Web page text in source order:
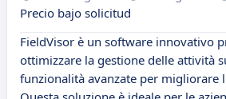
Precio bajo solicitud
FieldVisor è un software innovativo
ottimizzare la gestione delle attività
funzionalità avanzate per migliorare